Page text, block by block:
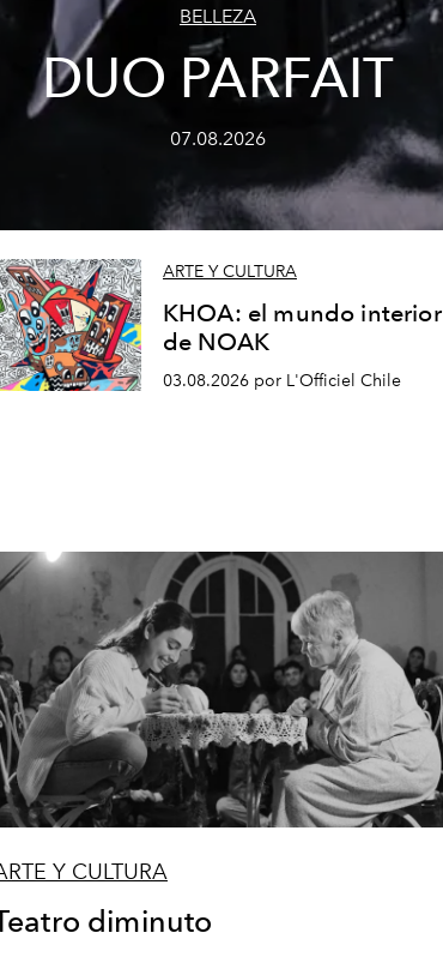
BELLEZA
DUO PARFAIT
07.08.2026
ARTE Y CULTURA
KHOA: el mundo interior
de NOAK
03.08.2026 por L'Officiel Chile
Y CULTURA
diminuto